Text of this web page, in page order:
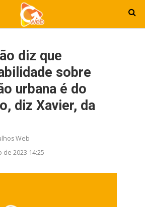
diz que
sobre
urbana é do
diz Xavier, da
Web
2023 14:25